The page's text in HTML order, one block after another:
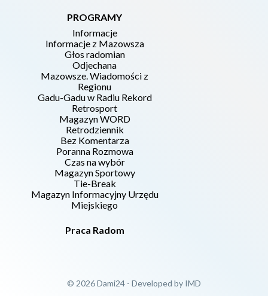
PROGRAMY
Informacje
Informacje z Mazowsza
Głos radomian
Odjechana
Mazowsze. Wiadomości z
Regionu
Gadu-Gadu w Radiu Rekord
Retrosport
Magazyn WORD
Retrodziennik
Bez Komentarza
Poranna Rozmowa
Czas na wybór
Magazyn Sportowy
Tie-Break
Magazyn Informacyjny Urzędu
Miejskiego
Praca Radom
© 2026 Dami24 - Developed by IMD